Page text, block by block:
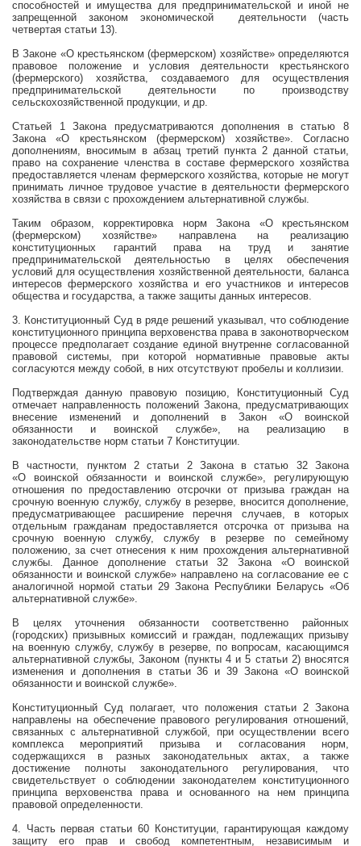
способностей и имущества для предпринимательской и иной не
запрещенной законом экономической
деятельности (часть
четвертая статьи 13).
В Законе «О крестьянском (фермерском) хозяйстве» определяются
правовое положение и условия деятельности крестьянского
(фермерского) хозяйства, создаваемого для осуществления
предпринимательской деятельности по производству
сельскохозяйственной продукции, и др.
Статьей 1 Закона предусматриваются дополнения в статью 8
Закона «О крестьянском (фермерском) хозяйстве». Согласно
дополнениям, вносимым в абзац третий пункта 2 данной статьи,
право на сохранение членства в составе фермерского хозяйства
предоставляется членам фермерского хозяйства, которые не могут
принимать личное трудовое участие в деятельности фермерского
хозяйства в связи с прохождением альтернативной службы.
Таким образом, корректировка норм Закона «О крестьянском
(фермерском) хозяйстве» направлена на реализацию
конституционных гарантий права на труд и занятие
предпринимательской деятельностью в целях обеспечения
условий для осуществления хозяйственной деятельности, баланса
интересов фермерского хозяйства и его участников и интересов
общества и государства, а также защиты данных интересов.
3. Конституционный Суд в ряде решений указывал, что соблюдение
конституционного принципа верховенства права в законотворческом
процессе предполагает создание единой внутренне согласованной
правовой системы, при которой нормативные правовые акты
согласуются между собой, в них отсутствуют пробелы и коллизии.
Подтверждая данную правовую позицию, Конституционный Суд
отмечает направленность положений Закона, предусматривающих
внесение изменений и дополнений в Закон «О воинской
обязанности и воинской службе», на реализацию в
законодательстве норм статьи 7 Конституции.
В частности, пунктом 2 статьи 2 Закона в статью 32 Закона
«О воинской обязанности и воинской службе», регулирующую
отношения по предоставлению отсрочки от призыва граждан на
срочную военную службу, службу в резерве, вносится дополнение,
предусматривающее расширение перечня случаев, в которых
отдельным гражданам предоставляется отсрочка от призыва на
срочную военную службу, службу в резерве по семейному
положению, за счет отнесения к ним прохождения альтернативной
службы. Данное дополнение статьи 32 Закона «О воинской
обязанности и воинской службе» направлено на согласование ее с
аналогичной нормой статьи 29 Закона Республики Беларусь «Об
альтернативной службе».
В целях уточнения обязанности соответственно районных
(городских) призывных комиссий и граждан, подлежащих призыву
на военную службу, службу в резерве, по вопросам, касающимся
альтернативной службы, Законом (пункты 4 и 5 статьи 2) вносятся
изменения и дополнения в статьи 36 и 39 Закона «О воинской
обязанности и воинской службе».
Конституционный Суд полагает, что положения статьи 2 Закона
направлены на обеспечение правового регулирования отношений,
связанных с альтернативной службой, при осуществлении всего
комплекса мероприятий призыва и согласования норм,
содержащихся в разных законодательных актах, а также
достижение полноты законодательного регулирования, что
свидетельствует о соблюдении законодателем конституционного
принципа верховенства права и основанного на нем принципа
правовой определенности.
4. Часть первая статьи 60 Конституции, гарантирующая каждому
защиту его прав и свобод компетентным, независимым и